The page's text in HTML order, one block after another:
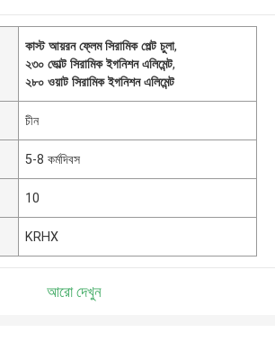
কাস্ট আয়রন ফ্লেম সিরামিক পেল্ট চুলা,
২৩০ ভোল্ট সিরামিক ইগনিশন এলিমেন্ট,
২৮০ ওয়াট সিরামিক ইগনিশন এলিমেন্ট
চীন
5-8 কর্মদিবস
10
KRHX
আরো দেখুন